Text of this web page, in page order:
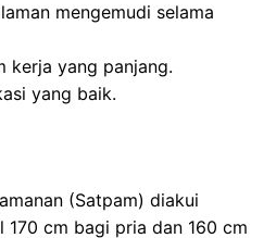
mengemudi selama
kerja yang panjang.
yang baik.
(Satpam) diakui
170 cm bagi pria dan 160 cm